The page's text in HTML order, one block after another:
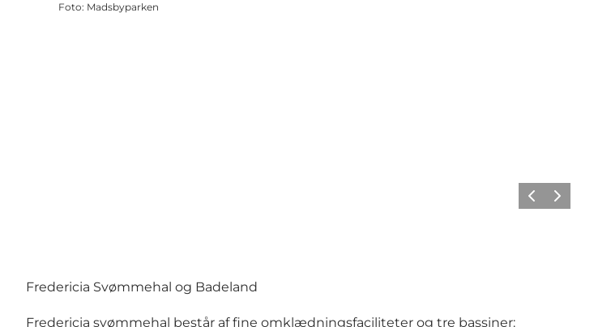
Foto: Madsbyparken
Forrige billede
Næste billede
Fredericia Svømmehal og Badeland
Fredericia svømmehal består af fine omklædningsfaciliteter og tre bassiner: